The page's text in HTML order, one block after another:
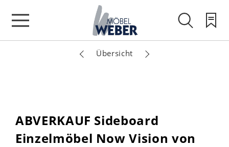
Übersicht
ABVERKAUF Sideboard
Einzelmöbel Now Vision von